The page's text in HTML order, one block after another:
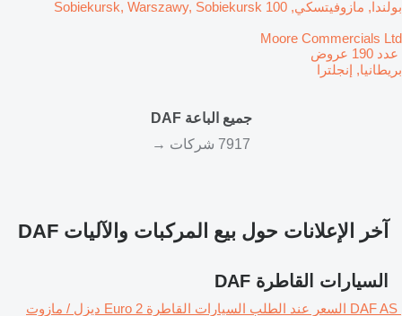
بولندا, مازوفيتسكي, Sobiekursk, Warszawy, Sobiekursk 100
Moore Commercials Ltd
‏ عدد 190 عروض
بريطانيا, إنجلترا
جميع الباعة DAF
7917 شركات →
آخر الإعلانات حول بيع المركبات والآليات DAF
السيارات القاطرة DAF
DAF AS السعر عند الطلب السيارات القاطرة Euro 2 ديزل / مازوت